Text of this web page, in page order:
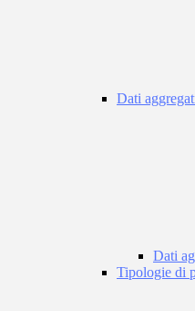
Dati
Dati
Tipologie di